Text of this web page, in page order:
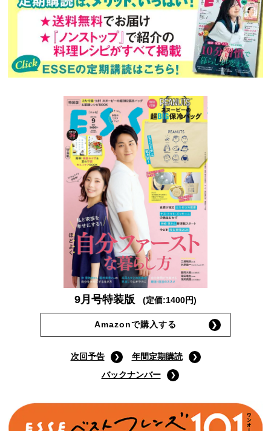
9月号特装版 (定価:1400円)
Amazonで購入する
次回予告
年間定期購読
バックナンバー